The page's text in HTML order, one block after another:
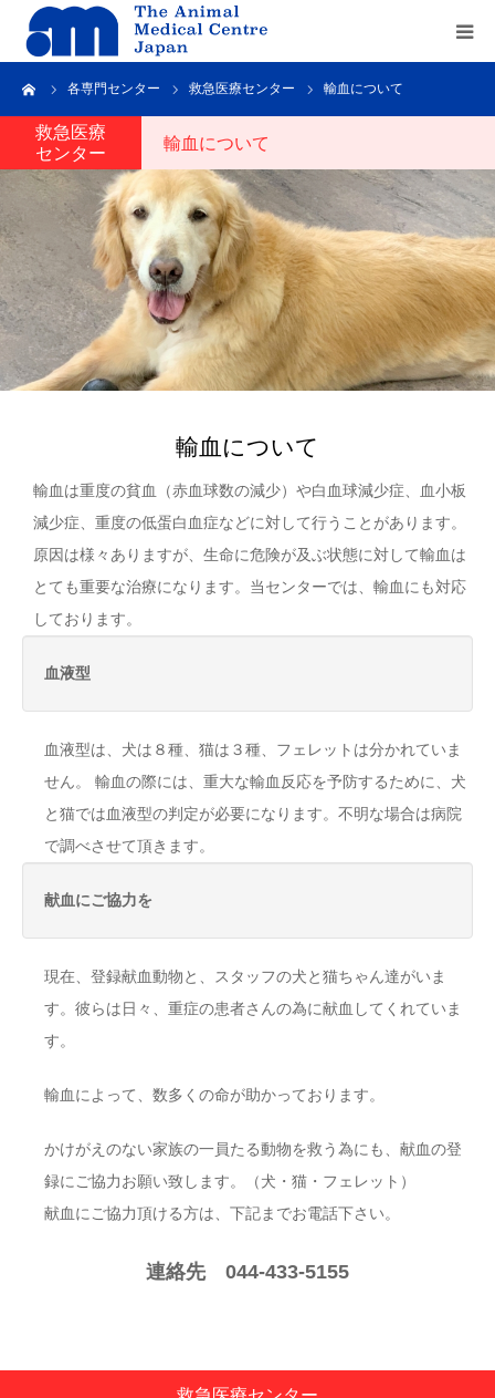
各専門センター 救急医療センター 輸血について
救急医療
センター
輸血について
輸血について
輸血は重度の貧血（赤血球数の減少）や白血球減少症、血小板
減少症、重度の低蛋白血症などに対して行うことがあります。
原因は様々ありますが、生命に危険が及ぶ状態に対して輸血は
とても重要な治療になります。当センターでは、輸血にも対応
しております。
血液型
血液型は、犬は８種、猫は３種、フェレットは分かれていま
せん。 輸血の際には、重大な輸血反応を予防するために、犬
と猫では血液型の判定が必要になります。不明な場合は病院
で調べさせて頂きます。
献血にご協力を
現在、登録献血動物と、スタッフの犬と猫ちゃん達がいま
す。彼らは日々、重症の患者さんの為に献血してくれていま
す。
輸血によって、数多くの命が助かっております。
かけがえのない家族の一員たる動物を救う為にも、献血の登
録にご協力お願い致します。（犬・猫・フェレット）
献血にご協力頂ける方は、下記までお電話下さい。
連絡先 044-433-5155
Home
about us
service
recruit
contact us